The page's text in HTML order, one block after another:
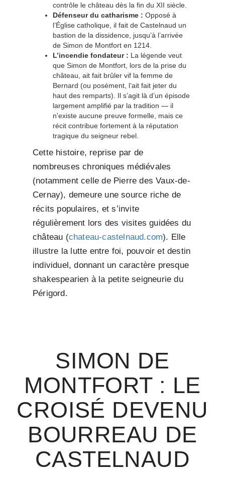
contrôle le château dès la fin du XII siècle.
Défenseur du catharisme : Opposé à
l’Église catholique, il fait de Castelnaud un
bastion de la dissidence, jusqu’à l’arrivée
de Simon de Montfort en 1214.
L’incendie fondateur : La légende veut
que Simon de Montfort, lors de la prise du
château, ait fait brûler vif la femme de
Bernard (ou posément, l’ait fait jeter du
haut des remparts). Il s’agit là d’un épisode
largement amplifié par la tradition — il
n'existe aucune preuve formelle, mais ce
récit contribue fortement à la réputation
tragique du seigneur rebel.
Cette histoire, reprise par de
nombreuses chroniques médiévales
(notamment celle de Pierre des Vaux-de-
Cernay), demeure une source riche de
récits populaires, et s’invite
régulièrement lors des visites guidées du
château (chateau-castelnaud.com). Elle
illustre la lutte entre foi, pouvoir et destin
individuel, donnant un caractère presque
shakespearien à la petite seigneurie du
Périgord.
SIMON DE
MONTFORT : LE
CROISÉ DEVENU
BOURREAU DE
CASTELNAUD